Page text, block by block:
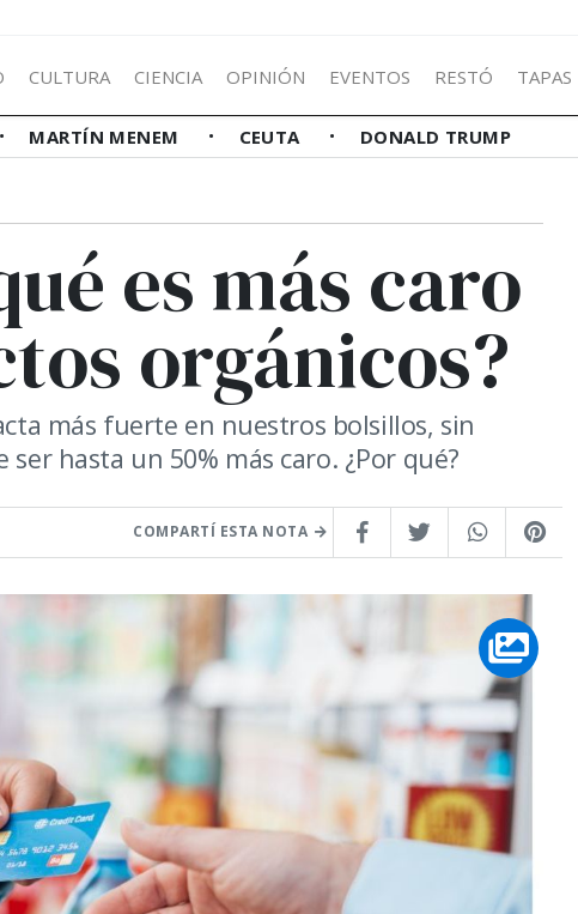
CULTURA CIENCIA OPINIÓN EVENTOS RESTÓ TAPAS
MARTÍN MENEM CEUTA DONALD TRUMP
es más caro
orgánicos?
más fuerte en nuestros bolsillos, sin
hasta un 50% más caro. ¿Por qué?
COMPARTÍ ESTA NOTA